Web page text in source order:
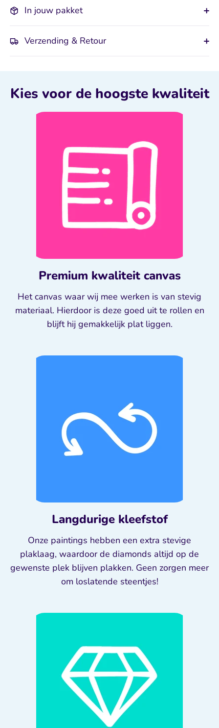
In jouw pakket
Verzending & Retour
Kies voor de hoogste kwaliteit
Premium kwaliteit canvas
Het canvas waar wij mee werken is van stevig
materiaal. Hierdoor is deze goed uit te rollen en
blijft hij gemakkelijk plat liggen.
Langdurige kleefstof
Onze paintings hebben een extra stevige
plaklaag, waardoor de diamonds altijd op de
gewenste plek blijven plakken. Geen zorgen meer
om loslatende steentjes!